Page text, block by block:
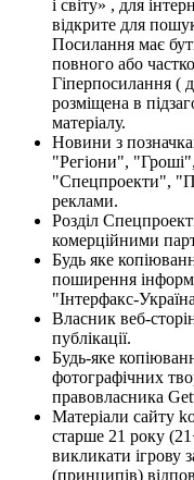
і світу» , для
відкрите для
Посилання має
повного або
Гіперпосилання (
розміщена в
матеріалу.
Новини з
"Регіони",
"Спецпроекти",
реклами.
Розділ
комерційними
Будь яке
поширення
"Інтерфакс-
Власник веб-
публікації.
Будь-яке
фотографічних
правовласника
Матеріали сайту
старше 21 року
викликати ігрову
(принципів)